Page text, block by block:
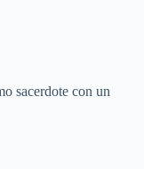
sacerdote con un